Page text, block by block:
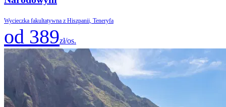
Wycieczka fakultatywna z Hiszpanii, Teneryfa
od 389zł/os.